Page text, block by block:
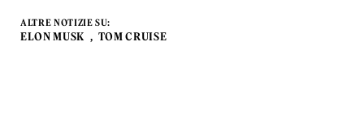
ALTRE NOTIZIE SU:
ELON MUSK TOM CRUISE